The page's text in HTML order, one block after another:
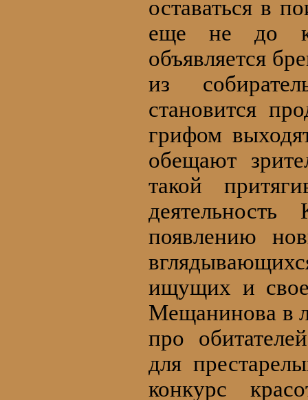
оставаться в
еще не до
объявляется
из
становится
грифом
обещают
такой
деятельность
появлению
ищущих и
Мещанинова в
про
для
конкурс